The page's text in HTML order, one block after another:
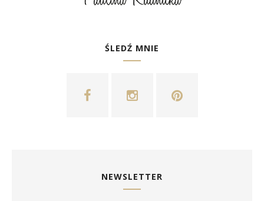
ŚLEDŹ MNIE
NEWSLETTER